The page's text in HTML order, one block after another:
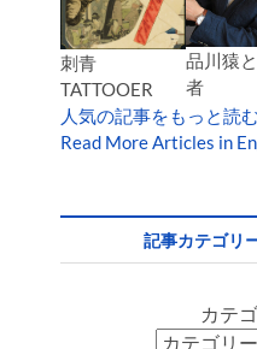
刺青
TATTOOER
品川猿
者
人気の記事をもっと読む
Read More Articles in
記事カテゴリ
カテ